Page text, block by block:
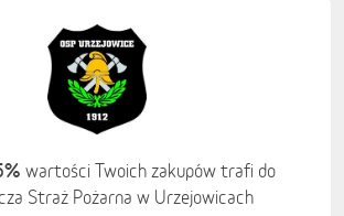
wartości Twoich zakupów trafi do
Straż Pożarna w Urzejowicach